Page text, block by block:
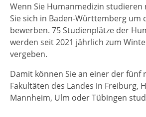
Wenn Sie Humanmedizin
Sie sich in Baden-Württemberg um
bewerben. 75 Studienplätze der
werden seit 2021 jährlich zum
vergeben.
Damit können Sie an einer der fünf
Fakultäten des Landes in Freiburg,
Mannheim, Ulm oder Tübingen